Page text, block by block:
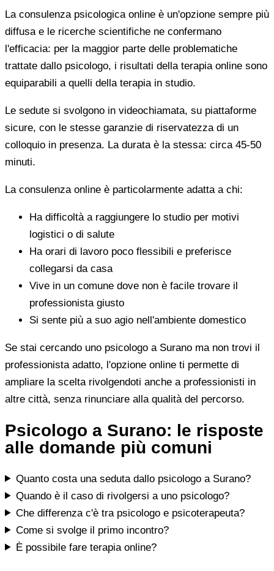
La consulenza psicologica online è un'opzione sempre più
diffusa e le ricerche scientifiche ne confermano
l'efficacia: per la maggior parte delle problematiche
trattate dallo psicologo, i risultati della terapia online sono
equiparabili a quelli della terapia in studio.
Le sedute si svolgono in videochiamata, su piattaforme
sicure, con le stesse garanzie di riservatezza di un
colloquio in presenza. La durata è la stessa: circa 45-50
minuti.
La consulenza online è particolarmente adatta a chi:
Ha difficoltà a raggiungere lo studio per motivi
logistici o di salute
Ha orari di lavoro poco flessibili e preferisce
collegarsi da casa
Vive in un comune dove non è facile trovare il
professionista giusto
Si sente più a suo agio nell'ambiente domestico
Se stai cercando uno psicologo a Surano ma non trovi il
professionista adatto, l'opzione online ti permette di
ampliare la scelta rivolgendoti anche a professionisti in
altre città, senza rinunciare alla qualità del percorso.
Psicologo a Surano: le risposte
alle domande più comuni
Quanto costa una seduta dallo psicologo a Surano?
Quando è il caso di rivolgersi a uno psicologo?
Che differenza c'è tra psicologo e psicoterapeuta?
Come si svolge il primo incontro?
È possibile fare terapia online?